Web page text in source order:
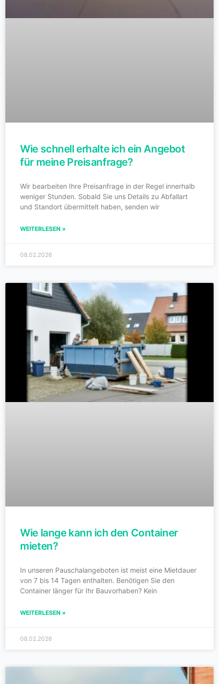
Wie schnell erhalte ich ein Angebot
für meine Preisanfrage?
Wir bearbeiten Ihre Preisanfrage in der Regel innerhalb
weniger Stunden. Sobald Sie uns Details zu Abfallart
und Standort übermittelt haben, senden wir
WEITERLESEN »
08.02.2026
Wie lange kann ich den Container
mieten?
In unseren Pauschalangeboten ist meist eine Mietdauer
von 7 bis 14 Tagen enthalten. Benötigen Sie den
Container länger für Ihr Bauvorhaben? Kein
WEITERLESEN »
08.02.2026